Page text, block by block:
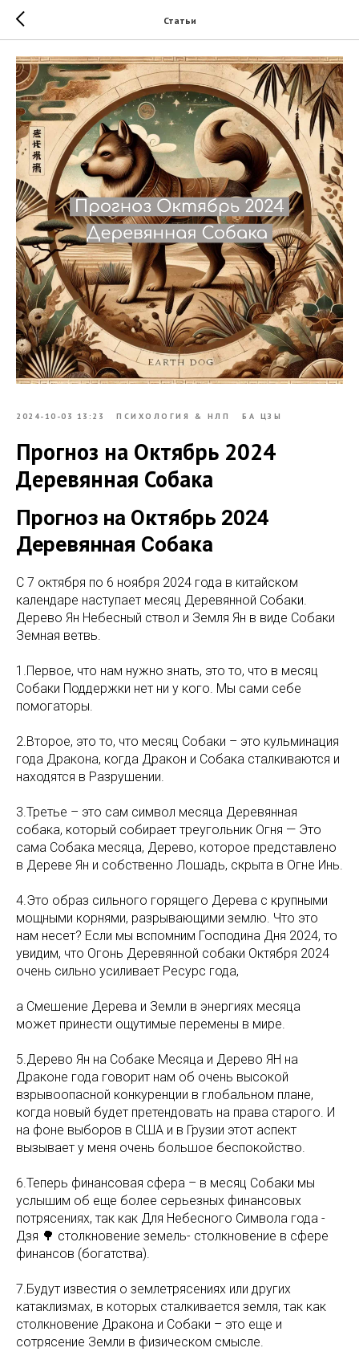
Статьи
2024-10-03 13:23 ПСИХОЛОГИЯ & НЛП БА ЦЗЫ
Прогноз на Октябрь 2024
Деревянная Собака
Прогноз на Октябрь 2024
Деревянная Собака
С 7 октября по 6 ноября 2024 года в китайском
календаре наступает месяц Деревянной Собаки.
Дерево Ян Небесный ствол и Земля Ян в виде Собаки
Земная ветвь.
1.Первое, что нам нужно знать, это то, что в месяц
Собаки Поддержки нет ни у кого. Мы сами себе
помогаторы.
2.Второе, это то, что месяц Собаки – это кульминация
года Дракона, когда Дракон и Собака сталкиваются и
находятся в Разрушении.
3.Третье – это сам символ месяца Деревянная
собака, который собирает треугольник Огня — Это
сама Собака месяца, Дерево, которое представлено
в Дереве Ян и собственно Лошадь, скрыта в Огне Инь.
4.Это образ сильного горящего Дерева с крупными
мощными корнями, разрывающими землю. Что это
нам несет? Если мы вспомним Господина Дня 2024, то
увидим, что Огонь Деревянной собаки Октября 2024
очень сильно усиливает Ресурс года,
а Смешение Дерева и Земли в энергиях месяца
может принести ощутимые перемены в мире.
5.Дерево Ян на Собаке Месяца и Дерево ЯН на
Драконе года говорит нам об очень высокой
взрывоопасной конкуренции в глобальном плане,
когда новый будет претендовать на права старого. И
на фоне выборов в США и в Грузии этот аспект
вызывает у меня очень большое беспокойство.
6.Теперь финансовая сфера – в месяц Собаки мы
услышим об еще более серьезных финансовых
потрясениях, так как Для Небесного Символа года -
Дзя 🌳 столкновение земель- столкновение в сфере
финансов (богатства).
7.Будут известия о землетрясениях или других
катаклизмах, в которых сталкивается земля, так как
столкновение Дракона и Собаки – это еще и
сотрясение Земли в физическом смысле.